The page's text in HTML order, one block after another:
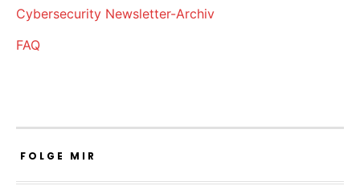
Cybersecurity Newsletter-Archiv
FAQ
FOLGE MIR